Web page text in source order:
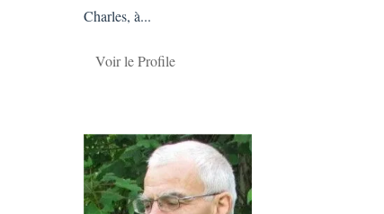
Charles, à...
Voir le Profile